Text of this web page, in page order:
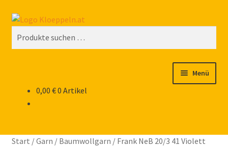
Zur
Zum
Suchen
Menü
0,00 €0 Artikel
Start /Garn / Baumwollgarn / Frank NeB 20/3 41 Violett